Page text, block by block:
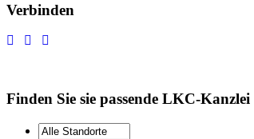
Verbinden
Finden Sie sie passende LKC-Kanzlei